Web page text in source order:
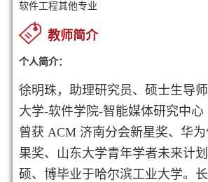
软件工程其他专业
教师简介
个人简介：
徐明珠，助理研究员、硕士生导
大学-软件学院-智能媒体研究中心
曾获 ACM 济南分会新星奖、华
果奖、山东大学青年学者未来计划
硕、博毕业于哈尔滨工业大学。